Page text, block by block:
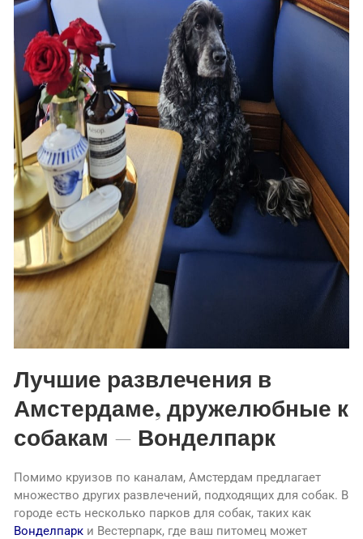
Лучшие развлечения в
Амстердаме, дружелюбные к
собакам — Вонделпарк
Помимо круизов по каналам, Амстердам предлагает
множество других развлечений, подходящих для собак. В
городе есть несколько парков для собак, таких как
Вонделпарки Вестерпарк, где ваш питомец может